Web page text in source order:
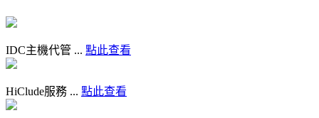
IDC主機代管 ... 點此查看
HiClude服務 ... 點此查看